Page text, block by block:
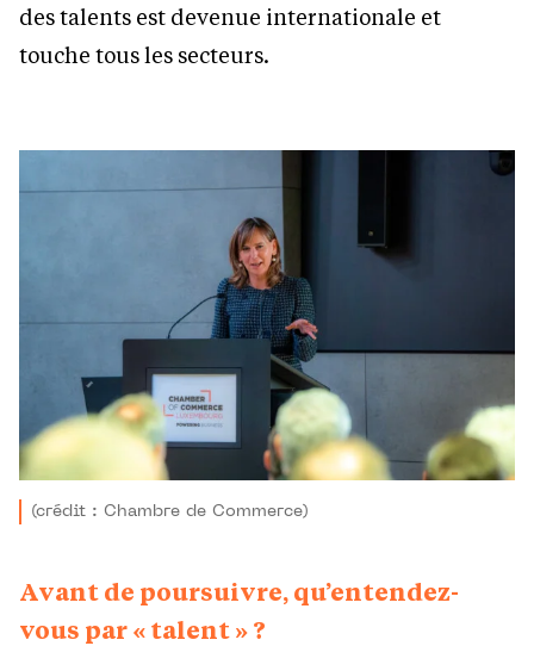
des talents est devenue internationale et
touche tous les secteurs.
(crédit : Chambre de Commerce)
Avant de poursuivre, qu’entendez-
vous par « talent » ?